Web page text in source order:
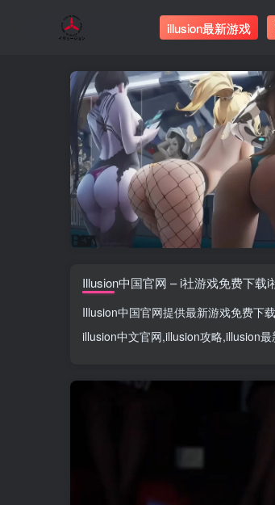
illusion最新游戏
Illusion中国官网 – i社游戏免费下载
Illusion中国官网提供最新游戏免费下
illusion中文官网,illusion攻略,illusion最